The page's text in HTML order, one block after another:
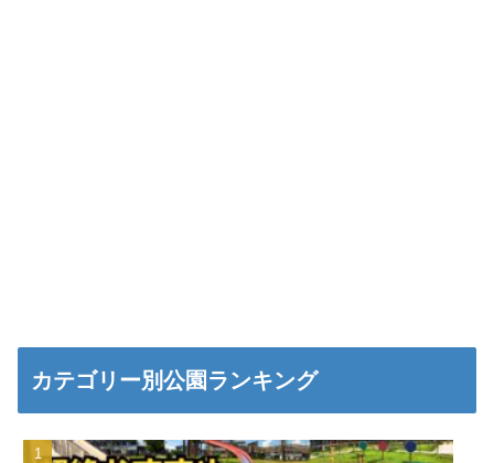
カテゴリー別公園ランキング